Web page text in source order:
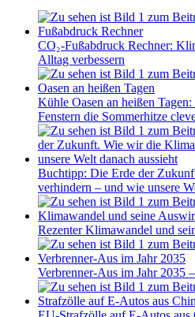
CO₂-Fußabdruck Rechner:
Alltag verbessern
Kühle Oasen an heißen
Fenstern die Sommerhitze
Buchtipp: Die Erde der
verhindern – und wie unsere
Rezenter Klimawandel und
Verbrenner-Aus im Jahr 2035